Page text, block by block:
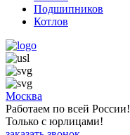
Подшипников
Котлов
Москва
Работаем по всей России!
Только с юрлицами!